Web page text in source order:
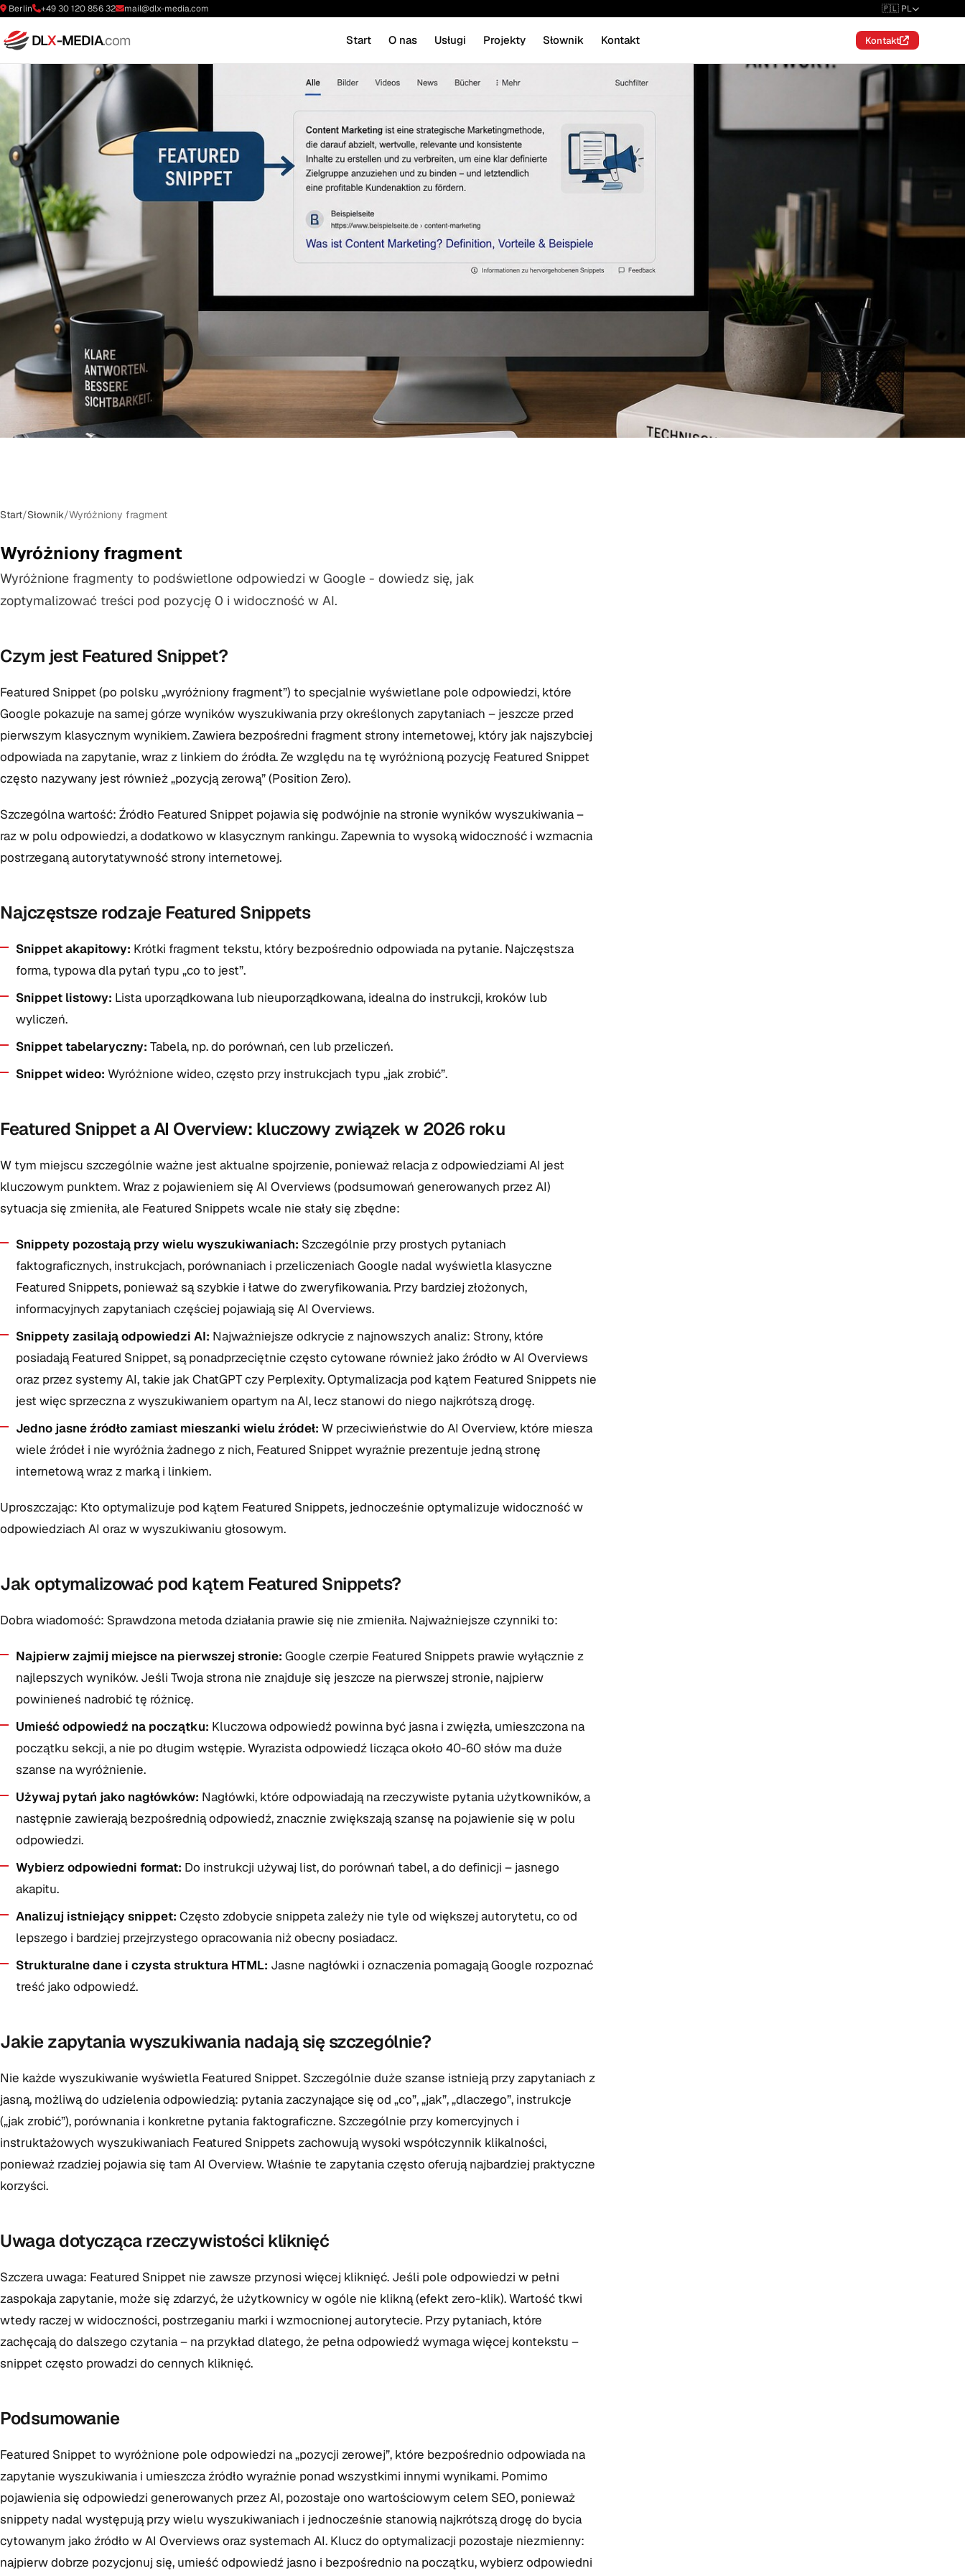
Berlin +49 30 120 856 32 mail@dlx-media.com 🇵🇱 PL
DLX-MEDIA.com Start O nas Usługi Projekty Słownik Kontakt Kontakt
Start/Słownik/Wyróżniony fragment
Wyróżniony fragment
Wyróżnione fragmenty to podświetlone odpowiedzi w Google - dowiedz się, jak
zoptymalizować treści pod pozycję 0 i widoczność w AI.
Czym jest Featured Snippet?
Featured Snippet (po polsku „wyróżniony fragment”) to specjalnie wyświetlane pole odpowiedzi, które
Google pokazuje na samej górze wyników wyszukiwania przy określonych zapytaniach – jeszcze przed
pierwszym klasycznym wynikiem. Zawiera bezpośredni fragment strony internetowej, który jak najszybciej
odpowiada na zapytanie, wraz z linkiem do źródła. Ze względu na tę wyróżnioną pozycję Featured Snippet
często nazywany jest również „pozycją zerową” (Position Zero).
Szczególna wartość: Źródło Featured Snippet pojawia się podwójnie na stronie wyników wyszukiwania –
raz w polu odpowiedzi, a dodatkowo w klasycznym rankingu. Zapewnia to wysoką widoczność i wzmacnia
postrzeganą autorytatywność strony internetowej.
Najczęstsze rodzaje Featured Snippets
Snippet akapitowy: Krótki fragment tekstu, który bezpośrednio odpowiada na pytanie. Najczęstsza
forma, typowa dla pytań typu „co to jest”.
Snippet listowy: Lista uporządkowana lub nieuporządkowana, idealna do instrukcji, kroków lub
wyliczeń.
Snippet tabelaryczny: Tabela, np. do porównań, cen lub przeliczeń.
Snippet wideo: Wyróżnione wideo, często przy instrukcjach typu „jak zrobić”.
Featured Snippet a AI Overview: kluczowy związek w 2026 roku
W tym miejscu szczególnie ważne jest aktualne spojrzenie, ponieważ relacja z odpowiedziami AI jest
kluczowym punktem. Wraz z pojawieniem się AI Overviews (podsumowań generowanych przez AI)
sytuacja się zmieniła, ale Featured Snippets wcale nie stały się zbędne:
Snippety pozostają przy wielu wyszukiwaniach: Szczególnie przy prostych pytaniach
faktograficznych, instrukcjach, porównaniach i przeliczeniach Google nadal wyświetla klasyczne
Featured Snippets, ponieważ są szybkie i łatwe do zweryfikowania. Przy bardziej złożonych,
informacyjnych zapytaniach częściej pojawiają się AI Overviews.
Snippety zasilają odpowiedzi AI: Najważniejsze odkrycie z najnowszych analiz: Strony, które
posiadają Featured Snippet, są ponadprzeciętnie często cytowane również jako źródło w AI Overviews
oraz przez systemy AI, takie jak ChatGPT czy Perplexity. Optymalizacja pod kątem Featured Snippets nie
jest więc sprzeczna z wyszukiwaniem opartym na AI, lecz stanowi do niego najkrótszą drogę.
Jedno jasne źródło zamiast mieszanki wielu źródeł: W przeciwieństwie do AI Overview, które miesza
wiele źródeł i nie wyróżnia żadnego z nich, Featured Snippet wyraźnie prezentuje jedną stronę
internetową wraz z marką i linkiem.
Uproszczając: Kto optymalizuje pod kątem Featured Snippets, jednocześnie optymalizuje widoczność w
odpowiedziach AI oraz w wyszukiwaniu głosowym.
Jak optymalizować pod kątem Featured Snippets?
Dobra wiadomość: Sprawdzona metoda działania prawie się nie zmieniła. Najważniejsze czynniki to:
Najpierw zajmij miejsce na pierwszej stronie: Google czerpie Featured Snippets prawie wyłącznie z
najlepszych wyników. Jeśli Twoja strona nie znajduje się jeszcze na pierwszej stronie, najpierw
powinieneś nadrobić tę różnicę.
Umieść odpowiedź na początku: Kluczowa odpowiedź powinna być jasna i zwięzła, umieszczona na
początku sekcji, a nie po długim wstępie. Wyrazista odpowiedź licząca około 40-60 słów ma duże
szanse na wyróżnienie.
Używaj pytań jako nagłówków: Nagłówki, które odpowiadają na rzeczywiste pytania użytkowników, a
następnie zawierają bezpośrednią odpowiedź, znacznie zwiększają szansę na pojawienie się w polu
odpowiedzi.
Wybierz odpowiedni format: Do instrukcji używaj list, do porównań tabel, a do definicji – jasnego
akapitu.
Analizuj istniejący snippet: Często zdobycie snippeta zależy nie tyle od większej autorytetu, co od
lepszego i bardziej przejrzystego opracowania niż obecny posiadacz.
Strukturalne dane i czysta struktura HTML: Jasne nagłówki i oznaczenia pomagają Google rozpoznać
treść jako odpowiedź.
Jakie zapytania wyszukiwania nadają się szczególnie?
Nie każde wyszukiwanie wyświetla Featured Snippet. Szczególnie duże szanse istnieją przy zapytaniach z
jasną, możliwą do udzielenia odpowiedzią: pytania zaczynające się od „co”, „jak”, „dlaczego”, instrukcje
(„jak zrobić”), porównania i konkretne pytania faktograficzne. Szczególnie przy komercyjnych i
instruktażowych wyszukiwaniach Featured Snippets zachowują wysoki współczynnik klikalności,
ponieważ rzadziej pojawia się tam AI Overview. Właśnie te zapytania często oferują najbardziej praktyczne
korzyści.
Uwaga dotycząca rzeczywistości kliknięć
Szczera uwaga: Featured Snippet nie zawsze przynosi więcej kliknięć. Jeśli pole odpowiedzi w pełni
zaspokaja zapytanie, może się zdarzyć, że użytkownicy w ogóle nie klikną (efekt zero-klik). Wartość tkwi
wtedy raczej w widoczności, postrzeganiu marki i wzmocnionej autorytecie. Przy pytaniach, które
zachęcają do dalszego czytania – na przykład dlatego, że pełna odpowiedź wymaga więcej kontekstu –
snippet często prowadzi do cennych kliknięć.
Podsumowanie
Featured Snippet to wyróżnione pole odpowiedzi na „pozycji zerowej”, które bezpośrednio odpowiada na
zapytanie wyszukiwania i umieszcza źródło wyraźnie ponad wszystkimi innymi wynikami. Pomimo
pojawienia się odpowiedzi generowanych przez AI, pozostaje ono wartościowym celem SEO, ponieważ
snippety nadal występują przy wielu wyszukiwaniach i jednocześnie stanowią najkrótszą drogę do bycia
cytowanym jako źródło w AI Overviews oraz systemach AI. Klucz do optymalizacji pozostaje niezmienny:
najpierw dobrze pozycjonuj się, umieść odpowiedź jasno i bezpośrednio na początku, wybierz odpowiedni